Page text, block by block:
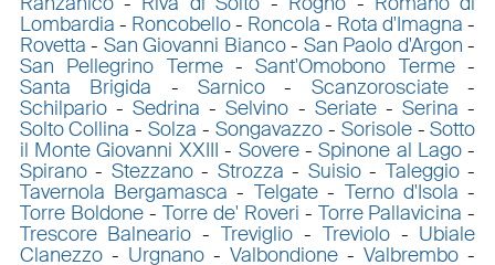
Lombardia - Roncobello- Roncola - Rota d'Imagna -
Rovetta - San Giovanni Bianco- San Paolo d'Argon -
San Pellegrino Terme-Sant'Omobono Terme-
Santa Brigida - Sarnico - Scanzorosciate-
Schilpario- Sedrina -Selvino - Seriate-Serina -
Solto Collina -Solza - Songavazzo- Sorisole-Sotto
il Monte Giovanni XXIII - Sovere-Spinone al Lago -
Spirano- Stezzano- Strozza - Suisio- Taleggio-
Tavernola Bergamasca - Telgate- Terno d'Isola -
Torre Boldone- Torre de' Roveri - Torre Pallavicina -
Trescore Balneario -Treviglio - Treviolo- Ubiale
Clanezzo- Urgnano-Valbondione -Valbrembo -